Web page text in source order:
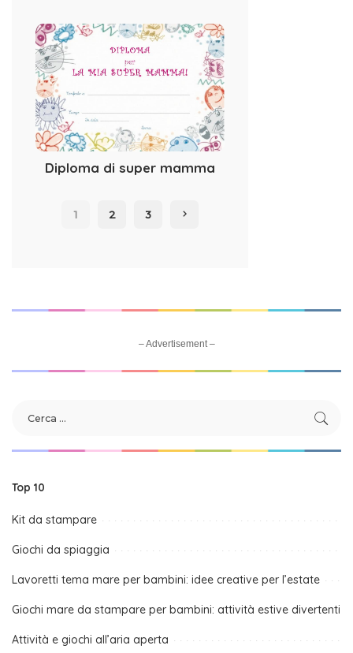
Diploma di super mamma
1 2 3
– Advertisement –
Top 10
Kit da stampare
Giochi da spiaggia
Lavoretti tema mare per bambini: idee creative per l’estate
Giochi mare da stampare per bambini: attività estive divertenti
Attività e giochi all’aria aperta